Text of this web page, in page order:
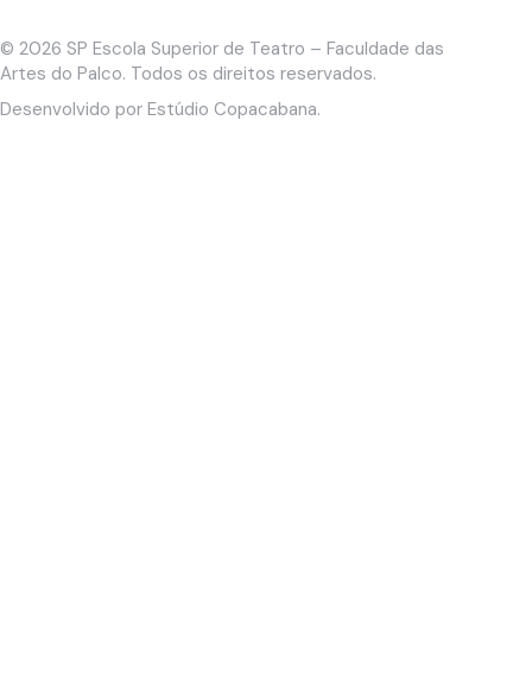
© 2026 SP Escola Superior de Teatro – Faculdade das
Artes do Palco. Todos os direitos reservados.
Desenvolvido por Estúdio Copacabana.